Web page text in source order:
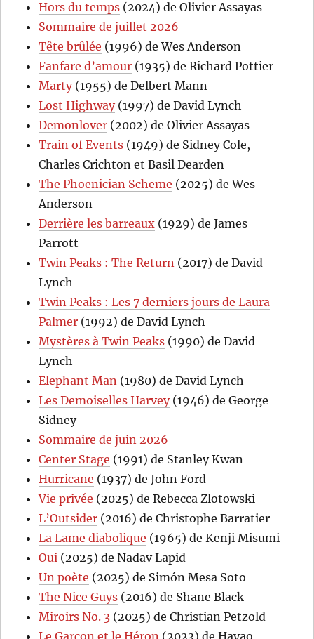
Hors du temps (2024) de Olivier Assayas
Sommaire de juillet 2026
Tête brûlée (1996) de Wes Anderson
Fanfare d’amour (1935) de Richard Pottier
Marty(1955) de Delbert Mann
Lost Highway(1997) de David Lynch
Demonlover (2002) de Olivier Assayas
Train of Events (1949) de Sidney Cole,
Charles Crichton et Basil Dearden
The Phoenician Scheme (2025) de Wes
Anderson
Derrière les barreaux (1929) de James
Parrott
Twin Peaks : The Return (2017) de David
Lynch
Twin Peaks : Les 7 derniers jours de Laura
Palmer (1992) de David Lynch
Mystères à Twin Peaks (1990) de David
Lynch
Elephant Man (1980) de David Lynch
Les Demoiselles Harvey(1946) de George
Sidney
Sommaire de juin 2026
Center Stage (1991) de Stanley Kwan
Hurricane (1937) de John Ford
Vie privée (2025) de Rebecca Zlotowski
L’Outsider (2016) de Christophe Barratier
La Lame diabolique (1965) de Kenji Misumi
Oui (2025) de Nadav Lapid
Un poète (2025) de Simón Mesa Soto
The Nice Guys (2016) de Shane Black
Miroirs No. 3 (2025) de Christian Petzold
Le Garçon et le Héron (2023) de Hayao